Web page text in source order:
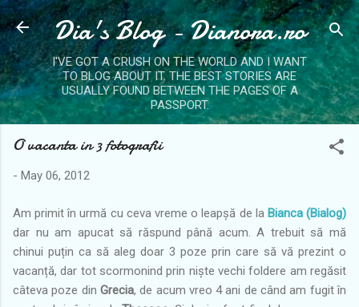
Skip to main content
Dia's Blog - Dianora.ro
I'VE GOT A CRUSH ON THE WORLD AND I WANT
TO BLOG ABOUT IT. THE BEST STORIES ARE
USUALLY FOUND BETWEEN THE PAGES OF A
PASSPORT.
O vacanta in 3 fotografii
- May 06, 2012
Am primit în urmă cu ceva vreme o leapșă de la Bianca (Bialog)
dar nu am apucat să răspund până acum. A trebuit să mă
chinui puțin ca să aleg doar 3 poze prin care să vă prezint o
vacanță, dar tot scormonind prin niște vechi foldere am regăsit
câteva poze din Grecia, de acum vreo 4 ani de când am fugit în